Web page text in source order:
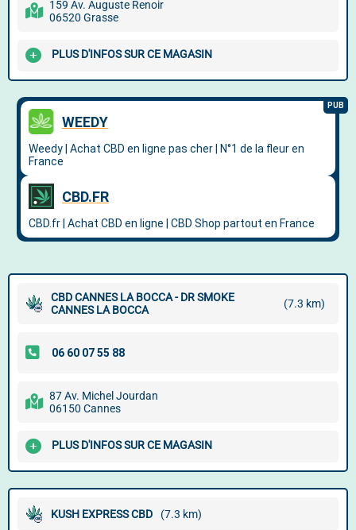
159 Av. Auguste Renoir
06520 Grasse
PLUS D'INFOS SUR CE MAGASIN
CBD CANNES LA BOCCA - DR SMOKE
CANNES LA BOCCA
(7.3 km)
87 Av. Michel Jourdan
06150 Cannes
PLUS D'INFOS SUR CE MAGASIN
KUSH EXPRESS CBD (7.3 km)